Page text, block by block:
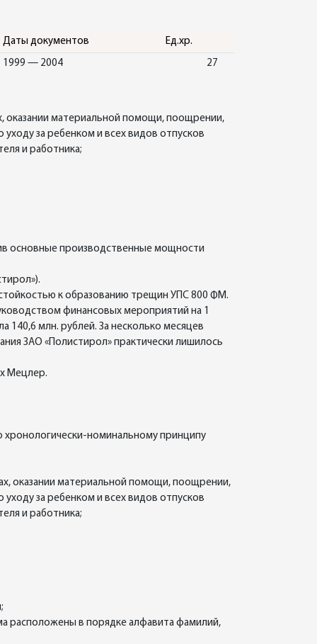
Даты документов Ед.хр.
1999 — 2004 27
оказании материальной помощи, поощрении,
за ребенком и всех видов отпусков
и работника;
основные производственные мощности
к образованию трещин УПС 800 ФМ.
финансовых мероприятий на 1
140,6 млн. рублей. За несколько месяцев
ЗАО «Полистирол» практически лишилось
Мецлер.
хронологически-номинальному принципу
оказании материальной помощи, поощрении,
за ребенком и всех видов отпусков
и работника;
расположены в порядке алфавита фамилий,